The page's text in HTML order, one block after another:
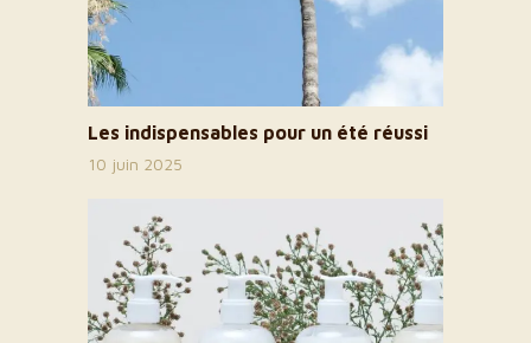
Les indispensables pour un été réussi
10 juin 2025